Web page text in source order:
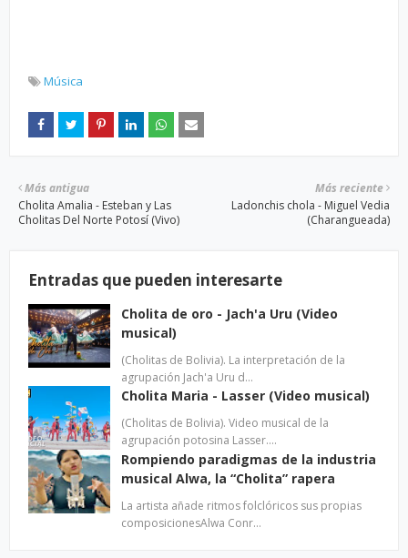
Música
Más reciente
Ladonchis chola - Miguel Vedia
(Charangueada)
Más antigua
Cholita Amalia - Esteban y Las
Cholitas Del Norte Potosí (Vivo)
Entradas que pueden interesarte
Cholita de oro - Jach'a Uru (Video
musical)
(Cholitas de Bolivia). La interpretación de la
agrupación Jach'a Uru d…
Cholita Maria - Lasser (Video musical)
(Cholitas de Bolivia). Video musical de la
agrupación potosina Lasser.…
Rompiendo paradigmas de la industria
musical Alwa, la “Cholita” rapera
La artista añade ritmos folclóricos sus propias
composicionesAlwa Conr…